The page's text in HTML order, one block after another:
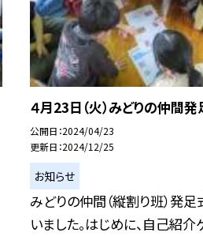
４月23日（火）みどりの仲間
公開日 2024/04/23
更新日 2024/12/25
お知らせ
みどりの仲間（縦割り班）発
いました。はじめに、自己紹介